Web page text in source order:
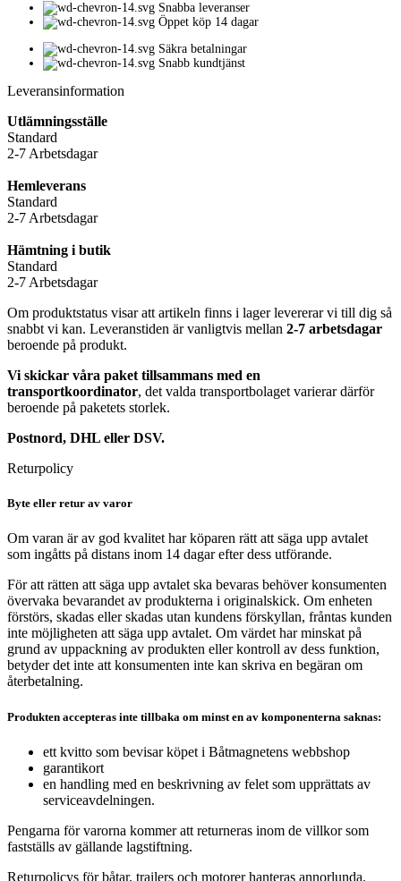
Snabba leveranser
Öppet köp 14 dagar
Säkra betalningar
Snabb kundtjänst
Leveransinformation
Utlämningsställe
Standard
2-7 Arbetsdagar
Hemleverans
Standard
2-7 Arbetsdagar
Hämtning i butik
Standard
2-7 Arbetsdagar
Om produktstatus visar att artikeln finns i lager levererar vi till dig så
snabbt vi kan. Leveranstiden är vanligtvis mellan 2-7 arbetsdagar
beroende på produkt.
Vi skickar våra paket tillsammans med en
transportkoordinator, det valda transportbolaget varierar därför
beroende på paketets storlek.
Postnord, DHL eller DSV.
Returpolicy
Byte eller retur av varor
Om varan är av god kvalitet har köparen rätt att säga upp avtalet
som ingåtts på distans inom 14 dagar efter dess utförande.
För att rätten att säga upp avtalet ska bevaras behöver konsumenten
övervaka bevarandet av produkterna i originalskick. Om enheten
förstörs, skadas eller skadas utan kundens förskyllan, fråntas kunden
inte möjligheten att säga upp avtalet. Om värdet har minskat på
grund av uppackning av produkten eller kontroll av dess funktion,
betyder det inte att konsumenten inte kan skriva en begäran om
återbetalning.
Produkten accepteras inte tillbaka om minst en av komponenterna saknas:
ett kvitto som bevisar köpet i Båtmagnetens webbshop
garantikort
en handling med en beskrivning av felet som upprättats av
serviceavdelningen.
Pengarna för varorna kommer att returneras inom de villkor som
fastställs av gällande lagstiftning.
Returpolicys för båtar, trailers och motorer hanteras annorlunda.